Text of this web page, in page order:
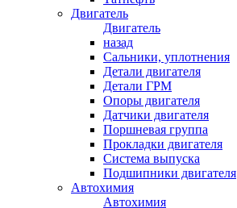
Двигатель
Двигатель
назад
Сальники, уплотнения
Детали двигателя
Детали ГРМ
Опоры двигателя
Датчики двигателя
Поршневая группа
Прокладки двигателя
Система выпуска
Подшипники двигателя
Автохимия
Автохимия